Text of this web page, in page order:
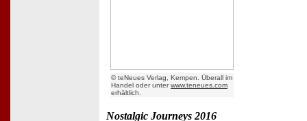
© teNeues Verlag, Kempen. Überall im
Handel oder unterwww.teneues.com
erhältlich.
Nostalgic Journeys 2016